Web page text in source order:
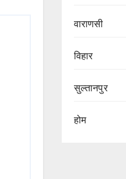
वाराणसी
विहार
सुल्तानपुर
होम